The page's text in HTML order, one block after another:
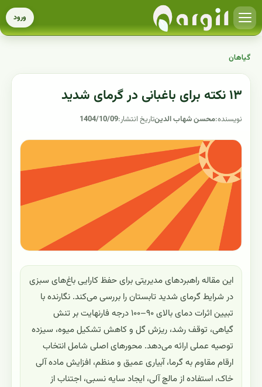
ورود
گیاهان
۱۳ نکته برای باغبانی در گرمای شدید
نویسنده:محسن شهاب الدینتاریخ انتشار:1404/10/09
این مقاله راهبردهای مدیریتی برای حفظ کارایی باغ‌های سبزی
در شرایط گرمای شدید تابستان را بررسی می‌کند. نگارنده با
تبیین اثرات دمای بالای ۹۰–۱۰۰ درجه فارنهایت بر تنش
گیاهی، توقف رشد، ریزش گل و کاهش تشکیل میوه، سیزده
توصیه عملی ارائه می‌دهد. محورهای اصلی شامل انتخاب
ارقام مقاوم به گرما، آبیاری عمیق و منظم، افزایش ماده آلی
خاک، استفاده از مالچ آلی، ایجاد سایه نسبی، اجتناب از